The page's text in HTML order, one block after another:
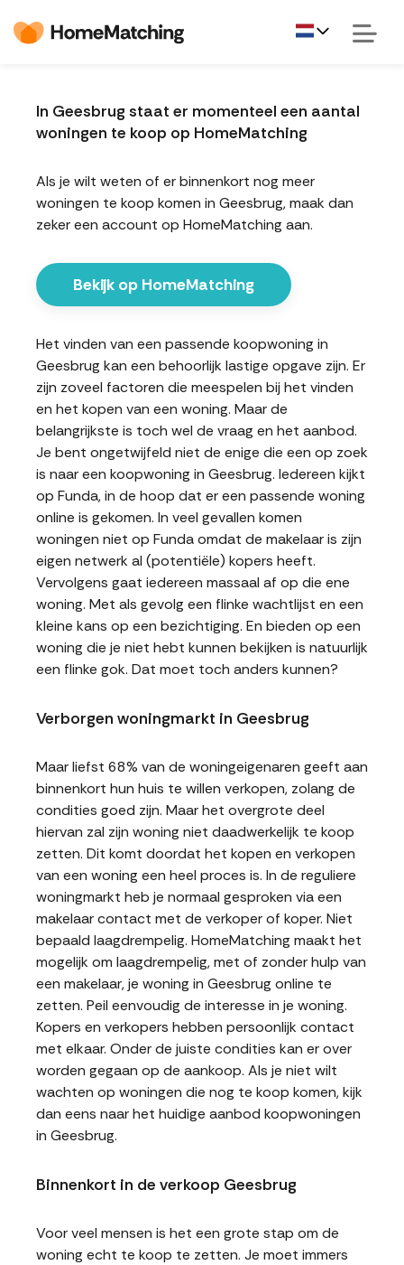
In Geesbrug staat er momenteel een aantal
woningen te koop op HomeMatching
Als je wilt weten of er binnenkort nog meer
woningen te koop komen in Geesbrug, maak dan
zeker een account op HomeMatching aan.
Bekijk op HomeMatching
Het vinden van een passende koopwoning in
Geesbrug kan een behoorlijk lastige opgave zijn. Er
zijn zoveel factoren die meespelen bij het vinden
en het kopen van een woning. Maar de
belangrijkste is toch wel de vraag en het aanbod.
Je bent ongetwijfeld niet de enige die een op zoek
is naar een koopwoning in Geesbrug. Iedereen kijkt
op Funda, in de hoop dat er een passende woning
online is gekomen. In veel gevallen komen
woningen niet op Funda omdat de makelaar is zijn
eigen netwerk al (potentiële) kopers heeft.
Vervolgens gaat iedereen massaal af op die ene
woning. Met als gevolg een flinke wachtlijst en een
kleine kans op een bezichtiging. En bieden op een
woning die je niet hebt kunnen bekijken is natuurlijk
een flinke gok. Dat moet toch anders kunnen?
Verborgen woningmarkt in Geesbrug
Maar liefst 68% van de woningeigenaren geeft aan
binnenkort hun huis te willen verkopen, zolang de
condities goed zijn. Maar het overgrote deel
hiervan zal zijn woning niet daadwerkelijk te koop
zetten. Dit komt doordat het kopen en verkopen
van een woning een heel proces is. In de reguliere
woningmarkt heb je normaal gesproken via een
makelaar contact met de verkoper of koper. Niet
bepaald laagdrempelig. HomeMatching maakt het
mogelijk om laagdrempelig, met of zonder hulp van
een makelaar, je woning in Geesbrug online te
zetten. Peil eenvoudig de interesse in je woning.
Kopers en verkopers hebben persoonlijk contact
met elkaar. Onder de juiste condities kan er over
worden gegaan op de aankoop. Als je niet wilt
wachten op woningen die nog te koop komen, kijk
dan eens naar het huidige aanbod koopwoningen
in Geesbrug.
Binnenkort in de verkoop Geesbrug
Voor veel mensen is het een grote stap om de
woning echt te koop te zetten. Je moet immers